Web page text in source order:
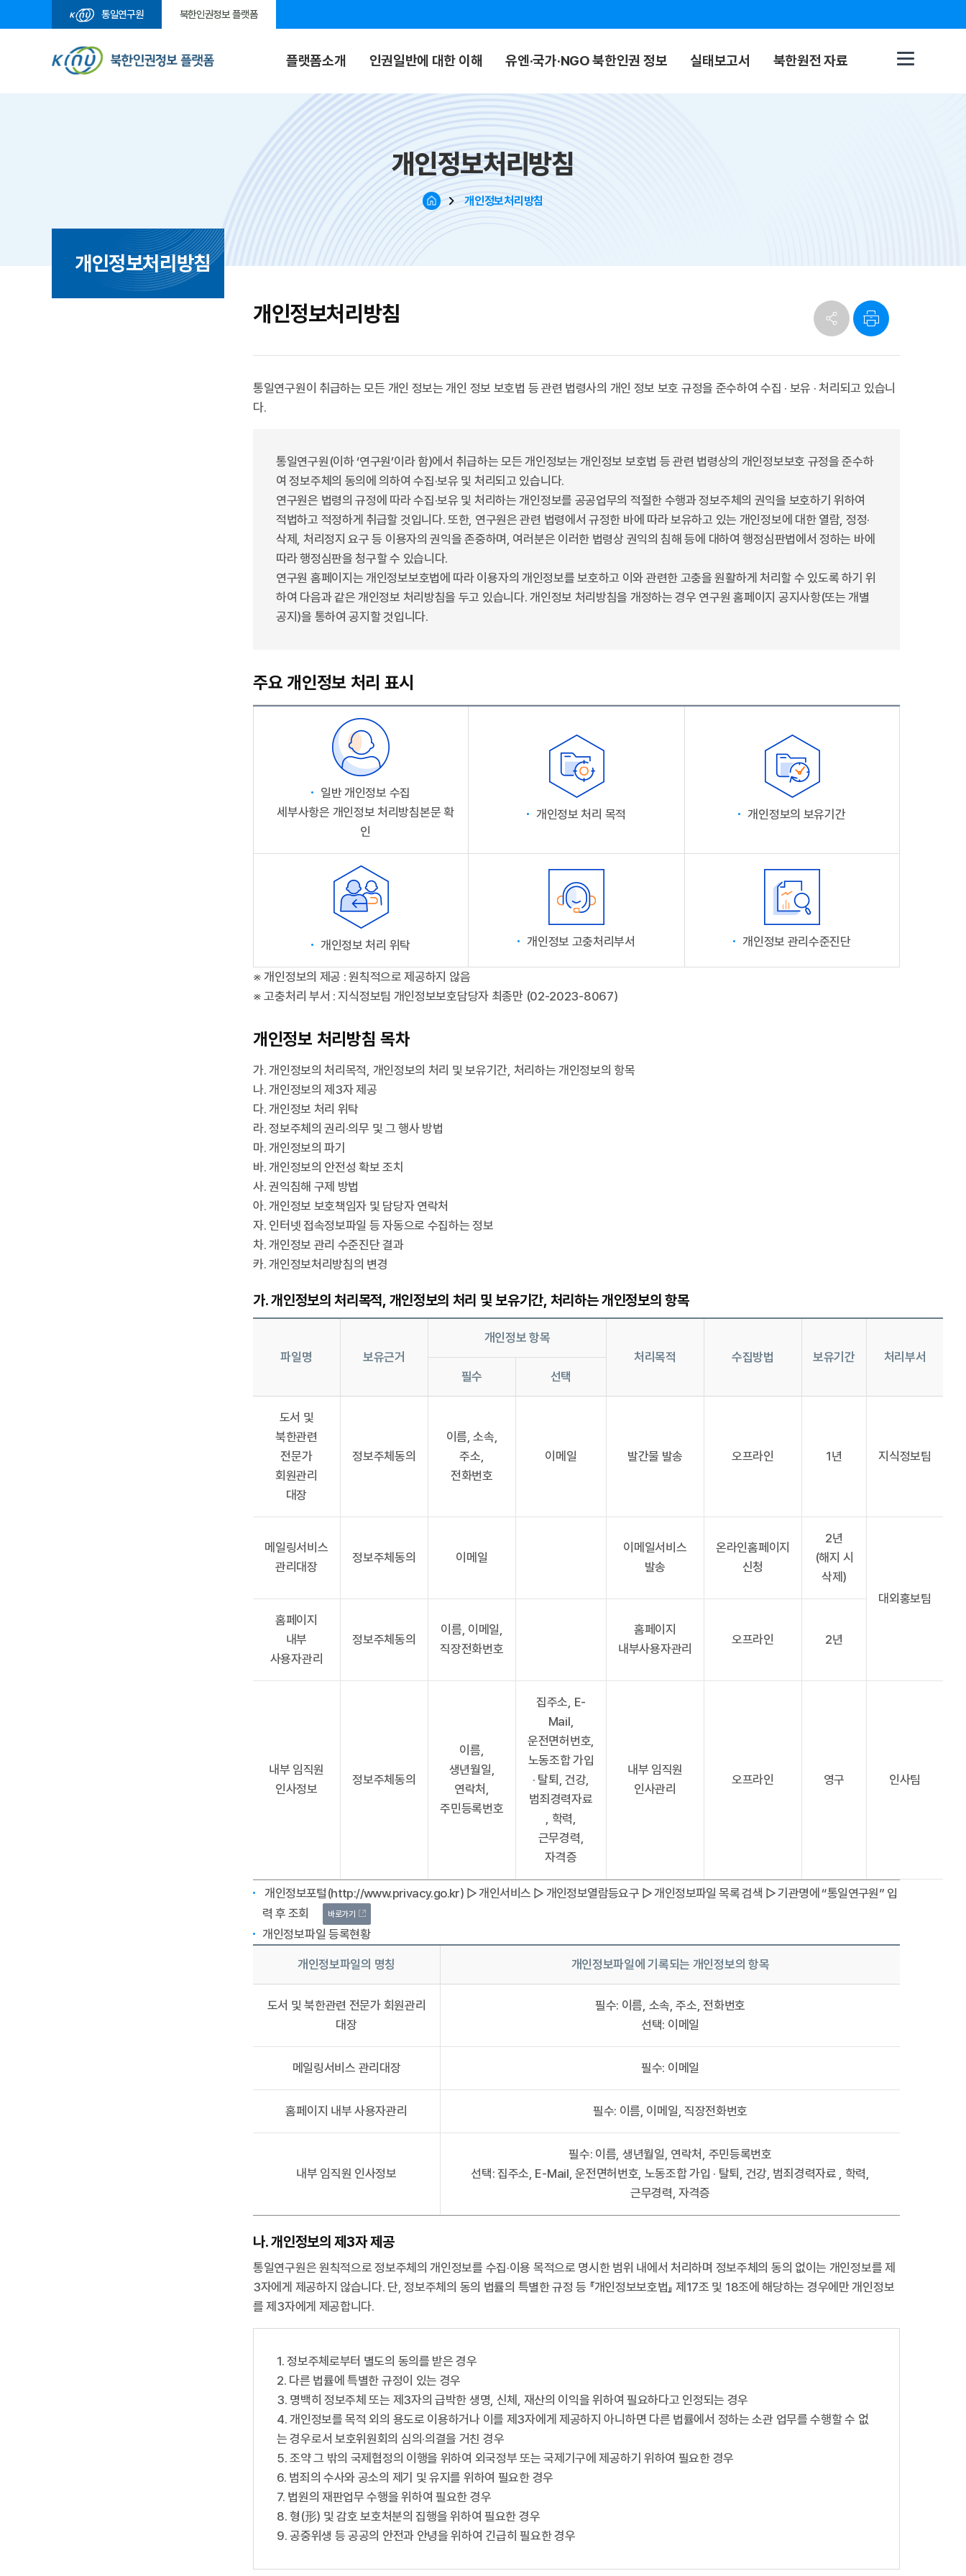
통일연구원 북한인권정보 플랫폼
플랫폼소개 인권일반에 대한 이해 유엔·국가·NGO 북한인권 정보 실태보고서 북한원전 자료
개인정보처리방침
개인정보처리방침
개인정보처리방침
개인정보처리방침
통일연구원이 취급하는 모든 개인 정보는 개인 정보 보호법 등 관련 법령사의 개인 정보 보호 규정을 준수하여 수집 · 보유 · 처리되고 있습니
다.
통일연구원(이하 ‘연구원’이라 함)에서 취급하는 모든 개인정보는 개인정보 보호법 등 관련 법령상의 개인정보보호 규정을 준수하
여 정보주체의 동의에 의하여 수집·보유 및 처리되고 있습니다.
연구원은 법령의 규정에 따라 수집·보유 및 처리하는 개인정보를 공공업무의 적절한 수행과 정보주체의 권익을 보호하기 위하여
적법하고 적정하게 취급할 것입니다. 또한, 연구원은 관련 법령에서 규정한 바에 따라 보유하고 있는 개인정보에 대한 열람, 정정·
삭제, 처리정지 요구 등 이용자의 권익을 존중하며, 여러분은 이러한 법령상 권익의 침해 등에 대하여 행정심판법에서 정하는 바에
따라 행정심판을 청구할 수 있습니다.
연구원 홈페이지는 개인정보보호법에 따라 이용자의 개인정보를 보호하고 이와 관련한 고충을 원활하게 처리할 수 있도록 하기 위
하여 다음과 같은 개인정보 처리방침을 두고 있습니다. 개인정보 처리방침을 개정하는 경우 연구원 홈페이지 공지사항(또는 개별
공지)을 통하여 공지할 것입니다.
주요 개인정보 처리 표시
일반 개인정보 수집
세부사항은 개인정보 처리방침본문 확
인
개인정보 처리 목적 개인정보의 보유기간
개인정보 처리 위탁 개인정보 고충처리부서 개인정보 관리수준진단
※ 개인정보의 제공 : 원칙적으로 제공하지 않음
※ 고충처리 부서 : 지식정보팀 개인정보보호담당자 최종만 (02-2023-8067)
개인정보 처리방침 목차
가. 개인정보의 처리목적, 개인정보의 처리 및 보유기간, 처리하는 개인정보의 항목
나. 개인정보의 제3자 제공
다. 개인정보 처리 위탁
라. 정보주체의 권리·의무 및 그 행사 방법
마. 개인정보의 파기
바. 개인정보의 안전성 확보 조치
사. 권익침해 구제 방법
아. 개인정보 보호책임자 및 담당자 연락처
자. 인터넷 접속정보파일 등 자동으로 수집하는 정보
차. 개인정보 관리 수준진단 결과
카. 개인정보처리방침의 변경
가. 개인정보의 처리목적, 개인정보의 처리 및 보유기간, 처리하는 개인정보의 항목
파일명 보유근거
개인정보 항목
처리목적
수집방법 보유기간
처리부서
필수
선택
도서 및
북한관련
전문가
회원관리
대장
정보주체동의
이름, 소속,
주소,
전화번호
이메일 발간물 발송 오프라인 1년 지식정보팀
메일링서비스
관리대장
정보주체동의 이메일
이메일서비스
발송
온라인홈페이지
신청
2년
(해지 시
삭제)
대외홍보팀
홈페이지
내부
사용자관리
정보주체동의
이름, 이메일,
직장전화번호
홈페이지
내부사용자관리
오프라인 2년
내부 임직원
인사정보
정보주체동의
이름,
생년월일,
연락처,
주민등록번호
집주소, E-
Mail,
운전면허번호,
노동조합 가입
· 탈퇴, 건강,
범죄경력자료
, 학력,
근무경력,
자격증
내부 임직원
인사관리
오프라인 영구 인사팀
개인정보포털(http://www.privacy.go.kr) ▷ 개인서비스 ▷ 개인정보열람등요구 ▷ 개인정보파일 목록 검색 ▷ 기관명에 “통일연구원” 입
력 후 조회
바로가기
개인정보파일 등록현황
개인정보파일의 명칭 개인정보파일에 기록되는 개인정보의 항목
도서 및 북한관련 전문가 회원관리
대장
필수: 이름, 소속, 주소, 전화번호
선택: 이메일
메일링서비스 관리대장 필수: 이메일
홈페이지 내부 사용자관리 필수: 이름, 이메일, 직장전화번호
내부 임직원 인사정보
필수: 이름, 생년월일, 연락처, 주민등록번호
선택: 집주소, E-Mail, 운전면허번호, 노동조합 가입 · 탈퇴, 건강, 범죄경력자료 , 학력,
근무경력, 자격증
나. 개인정보의 제3자 제공
통일연구원은 원칙적으로 정보주체의 개인정보를 수집·이용 목적으로 명시한 범위 내에서 처리하며 정보주체의 동의 없이는 개인정보를 제
3자에게 제공하지 않습니다. 단, 정보주체의 동의 법률의 특별한 규정 등 『개인정보보호법』 제17조 및 18조에 해당하는 경우에만 개인정보
를 제3자에게 제공합니다.
1. 정보주체로부터 별도의 동의를 받은 경우
2. 다른 법률에 특별한 규정이 있는 경우
3. 명백히 정보주체 또는 제3자의 급박한 생명, 신체, 재산의 이익을 위하여 필요하다고 인정되는 경우
4. 개인정보를 목적 외의 용도로 이용하거나 이를 제3자에게 제공하지 아니하면 다른 법률에서 정하는 소관 업무를 수행할 수 없
는 경우로서 보호위원회의 심의·의결을 거친 경우
5. 조약 그 밖의 국제협정의 이행을 위하여 외국정부 또는 국제기구에 제공하기 위하여 필요한 경우
6. 범죄의 수사와 공소의 제기 및 유지를 위하여 필요한 경우
7. 법원의 재판업무 수행을 위하여 필요한 경우
8. 형(形) 및 감호 보호처분의 집행을 위하여 필요한 경우
9. 공중위생 등 공공의 안전과 안녕을 위하여 긴급히 필요한 경우